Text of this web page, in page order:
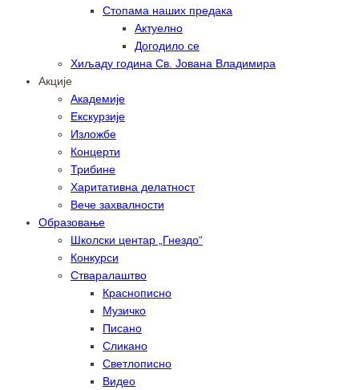
Стопама наших предака
Актуелно
Догодило се
Хиљаду година Св. Јована Владимира
Акције
Академије
Екскурзије
Изложбе
Концерти
Трибине
Харитативна делатност
Вече захвалности
Образовање
Школски центар „Гнездо“
Конкурси
Стваралаштво
Краснописно
Музичко
Писано
Сликано
Светлописно
Видео